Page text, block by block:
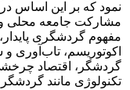
نمود که بر این اساس
مشارکت جامعه محلی و
مفهوم گردشگری
اکوتوریسم، تاب‌آوری
گردشگر، اقتصاد چرخشی
تکنولوژی مانند